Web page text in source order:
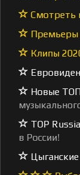
Смотреть
Премьеры
Клипы
Новые
TOP Russia
в России!